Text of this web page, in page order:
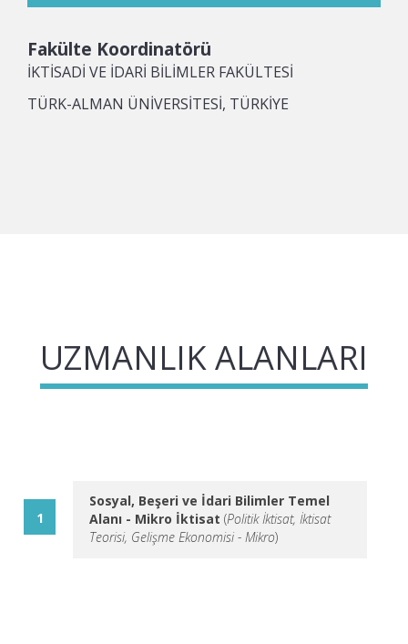
Fakülte Koordinatörü
İKTİSADİ VE İDARİ BİLİMLER FAKÜLTESİ
TÜRK-ALMAN ÜNİVERSİTESİ, TÜRKİYE
UZMANLIK ALANLARI
Sosyal, Beşeri ve İdari Bilimler Temel
Alanı - Mikro İktisat (Politik İktisat, İktisat
Teorisi, Gelişme Ekonomisi - Mikro)